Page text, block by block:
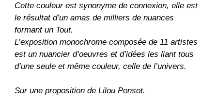
Cette couleur est synonyme de connexion, elle est
le résultat d’un amas de milliers de nuances
formant un Tout.
L’exposition monochrome composée de 11 artistes
est un nuancier d’oeuvres et d’idées les liant tous
d’une seule et même couleur, celle de l’univers.
Sur une proposition de Lilou Ponsot.